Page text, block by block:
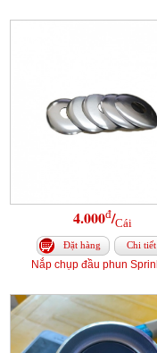
4.000đ/Cái
Đặt hàng Chi tiết
Nắp chụp đầu phun